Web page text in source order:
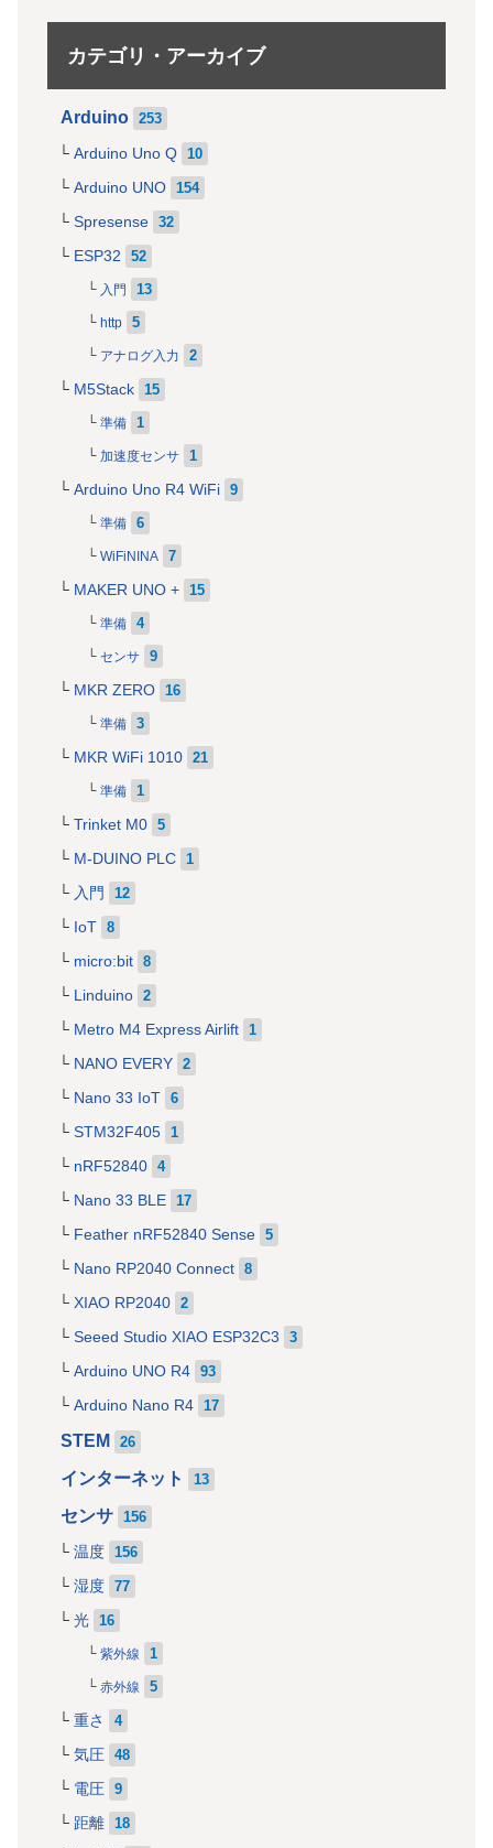
カテゴリ・アーカイブ
Arduino 253
Arduino Uno Q 10
Arduino UNO 154
Spresense 32
ESP32 52
入門 13
http 5
アナログ入力 2
M5Stack 15
準備 1
加速度センサ 1
Arduino Uno R4 WiFi 9
準備 6
WiFiNINA 7
MAKER UNO + 15
準備 4
センサ 9
MKR ZERO 16
準備 3
MKR WiFi 1010 21
準備 1
Trinket M0 5
M-DUINO PLC 1
入門 12
IoT 8
micro:bit 8
Linduino 2
Metro M4 Express Airlift 1
NANO EVERY 2
Nano 33 IoT 6
STM32F405 1
nRF52840 4
Nano 33 BLE 17
Feather nRF52840 Sense 5
Nano RP2040 Connect 8
XIAO RP2040 2
Seeed Studio XIAO ESP32C3 3
Arduino UNO R4 93
Arduino Nano R4 17
STEM 26
インターネット 13
センサ 156
温度 156
湿度 77
光 16
紫外線 1
赤外線 5
重さ 4
気圧 48
電圧 9
距離 18